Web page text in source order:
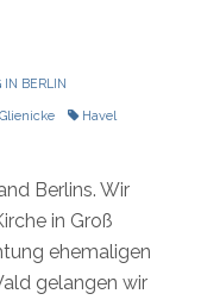
IN BERLIN
Havel
Berlins. Wir
in Groß
ehemaligen
gelangen wir